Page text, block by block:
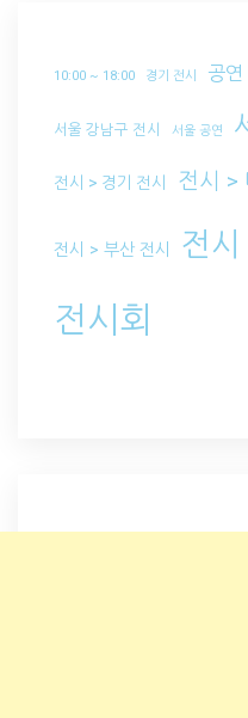
10:00 ~ 18:00 경기 전시 공연
서울 강남구 전시 서울 공연
전시 > 경기 전시 전시 >
전시 > 부산 전시 전시
전시회